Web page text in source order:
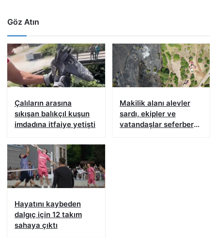
Göz Atın
Çalıların arasına
sıkışan balıkçıl kuşun
imdadına itfaiye yetişti
Makilik alanı alevler
sardı, ekipler ve
vatandaşlar seferber
Hayatını kaybeden
dalgıç için 12 takım
sahaya çıktı